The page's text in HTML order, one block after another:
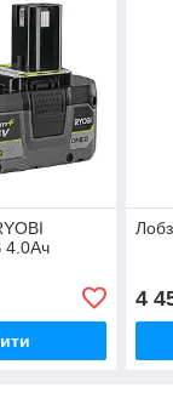
4.0Ач
4